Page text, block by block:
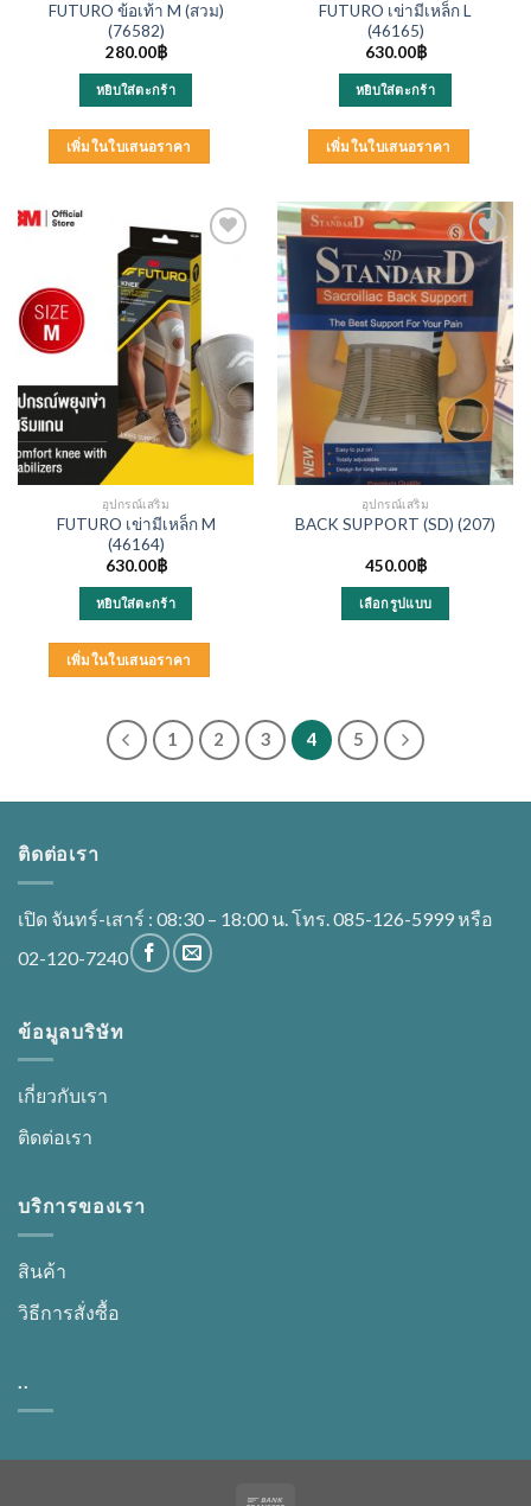
FUTURO ข้อเท้า M (สวม)
(76582)
280.00฿
หยิบใส่ตะกร้า
เพิ่มในใบเสนอราคา
FUTURO เข่ามีเหล็ก L
(46165)
630.00฿
หยิบใส่ตะกร้า
เพิ่มในใบเสนอราคา
อุปกรณ์เสริม
FUTURO เข่ามีเหล็ก M
(46164)
630.00฿
หยิบใส่ตะกร้า
เพิ่มในใบเสนอราคา
อุปกรณ์เสริม
BACK SUPPORT (SD) (207)
450.00฿
เลือกรูปแบบ
variants.
The
may
product
1 2 3 4 5
ติดต่อเรา
เปิด จันทร์-เสาร์ : 08:30 – 18:00 น. โทร. 085-126-5999 หรือ
02-120-7240
ข้อมูลบริษัท
เกี่ยวกับเรา
ติดต่อเรา
บริการของเรา
สินค้า
วิธีการสั่งซื้อ
..